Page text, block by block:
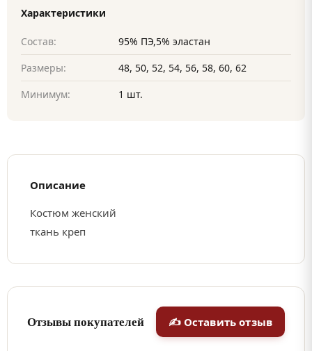
Характеристики
Состав:
95% ПЭ,5% эластан
Размеры:
48, 50, 52, 54, 56, 58, 60, 62
Минимум:
1 шт.
Описание
Костюм женский
ткань креп
Отзывы покупателей ✍ Оставить отзыв